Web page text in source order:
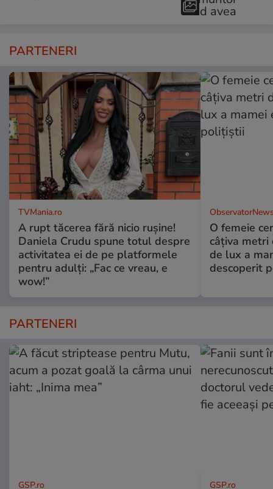
PARTENERI
TVMania.ro
A rupt tăcerea fără nicio rușine!
Daniela Crudu spune totul despre
activitatea ei de pe platformele
pentru adulți: „Fac ce vreau, e
wow!”
O femeie
câţiva metri
de lux a
descoperit
PARTENERI
GSP.ro GSP.ro